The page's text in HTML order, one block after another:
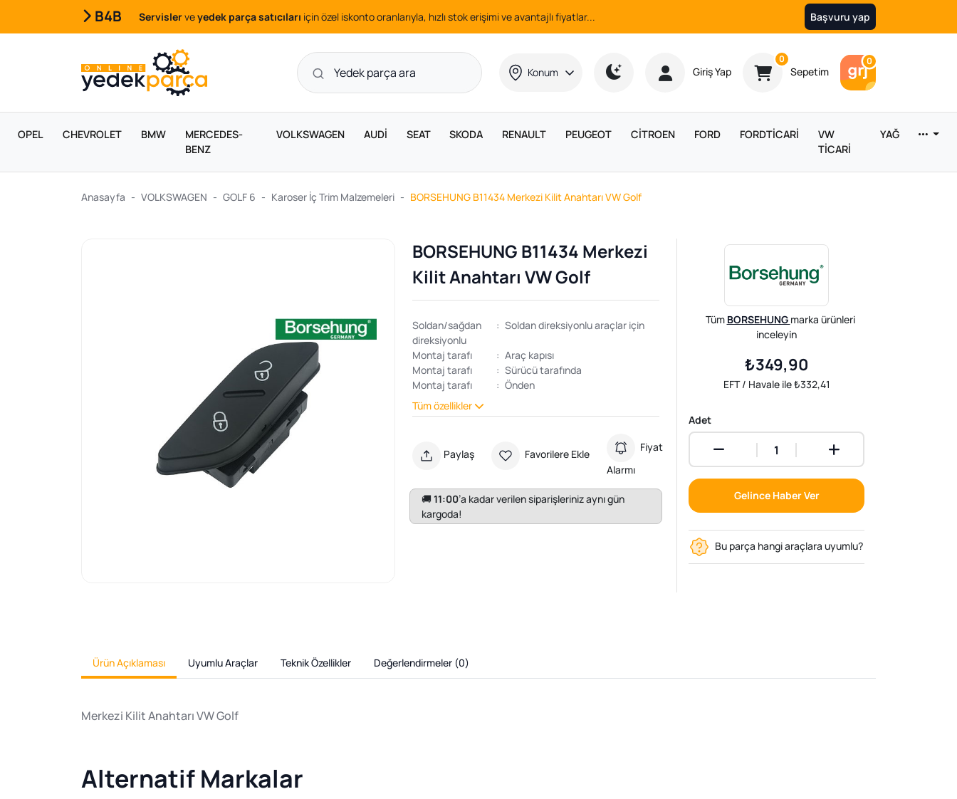
B4B Servislerveyedek parça satıcıları için özel iskonto oranlarıyla, hızlı stok erişimi ve avantajlı fiyatlar... Başvuru yap
Konum Giriş Yap
0Ürün sayısı
Sepetim
0Araç sayısı
OPEL CHEVROLET BMW
MERCEDES-
BENZ
VOLKSWAGEN AUDİ SEAT SKODA RENAULT PEUGEOT CİTROEN FORD FORDTİCARİ
VW
TİCARİ
YAĞ
Anasayfa VOLKSWAGEN GOLF 6 Karoser İç Trim Malzemeleri BORSEHUNG B11434 Merkezi Kilit Anahtarı VW Golf
BORSEHUNG B11434 Merkezi
Kilit Anahtarı VW Golf
Soldan/sağdan
direksiyonlu
: Soldan direksiyonlu araçlar için
Montaj tarafı : Araç kapısı
Montaj tarafı
: Sürücü tarafında
Montaj tarafı
: Önden
Tüm özellikler
Paylaş Favorilere Ekle
Fiyat
Alarmı
🚚11:00’a kadar verilen siparişleriniz aynı gün
kargoda!
Tüm BORSEHUNG marka ürünleri
inceleyin
₺349,90
EFT / Havale ile ₺332,41
Adet
Gelince Haber Ver
Bu parça hangi araçlara uyumlu?
Ürün Açıklaması Uyumlu Araçlar Teknik Özellikler Değerlendirmeler (0)
Merkezi Kilit Anahtarı VW Golf
Alternatif Markalar